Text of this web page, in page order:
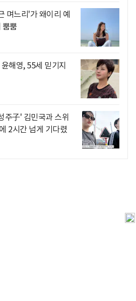
며느리'가 왜이리 예
뿜뿜
해영, 55세 믿기지
주子' 김민국과 스위
2시간 넘게 기다렸